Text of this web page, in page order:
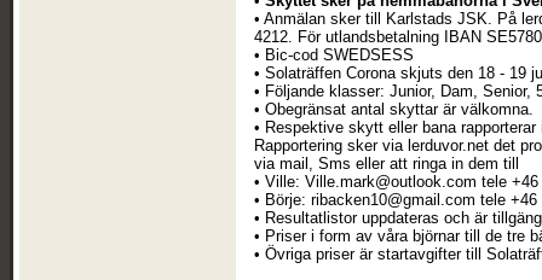
• Anmälan sker till Karlstads JSK. På
4212. För utlandsbetalning IBAN
• Bic-cod SWEDSESS
• Solaträffen Corona skjuts den 18 - 19
• Följande klasser: Junior, Dam, Senior,
• Obegränsat antal skyttar är välkomna.
• Respektive skytt eller bana
Rapportering sker via lerduvor.net det
via mail, Sms eller att ringa in dem till
• Ville: Ville.mark@outlook.com tele
• Börje: ribacken10@gmail.com tele +46
• Resultatlistor uppdateras och är
• Priser i form av våra björnar till de tre
• Övriga priser är startavgifter till